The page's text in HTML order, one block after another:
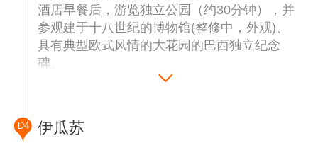
酒店早餐后，游览独立公园（约30分钟），并
参观建于十八世纪的博物馆(整修中，外观)、
具有典型欧式风情的大花园的巴西独立纪念
碑。
继续车游主教大教堂（周围流浪汉较多，治安
安不好，请注意人身财产安全），街道两端全
D4 伊瓜苏